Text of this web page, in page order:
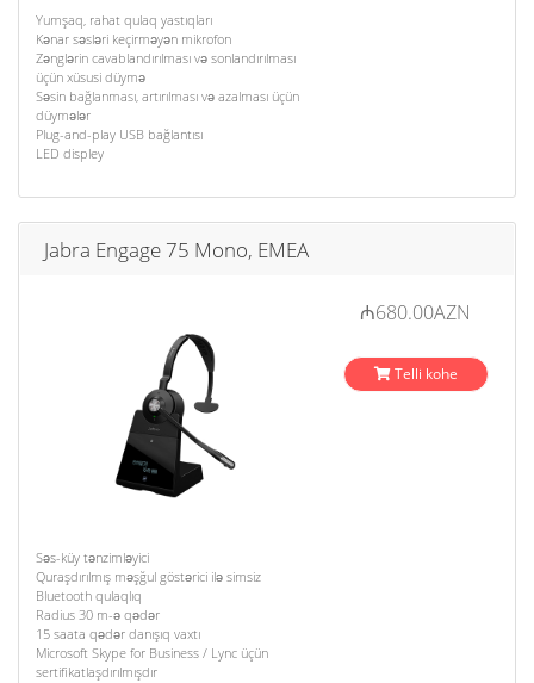
Yumşaq, rahat qulaq yastıqları
Kənar səsləri keçirməyən mikrofon
Zənglərin cavablandırılması və sonlandırılması
üçün xüsusi düymə
Səsin bağlanması, artırılması və azalması üçün
düymələr
Plug-and-play USB bağlantısı
LED displey
Jabra Engage 75 Mono, EMEA
Səs-küy tənzimləyici
Quraşdırılmış məşğul göstərici ilə simsiz
Bluetooth qulaqlıq
Radius 30 m-ə qədər
15 saata qədər danışıq vaxtı
Microsoft Skype for Business / Lync üçün
sertifikatlaşdırılmışdır
₼680.00AZN
Telli kohe